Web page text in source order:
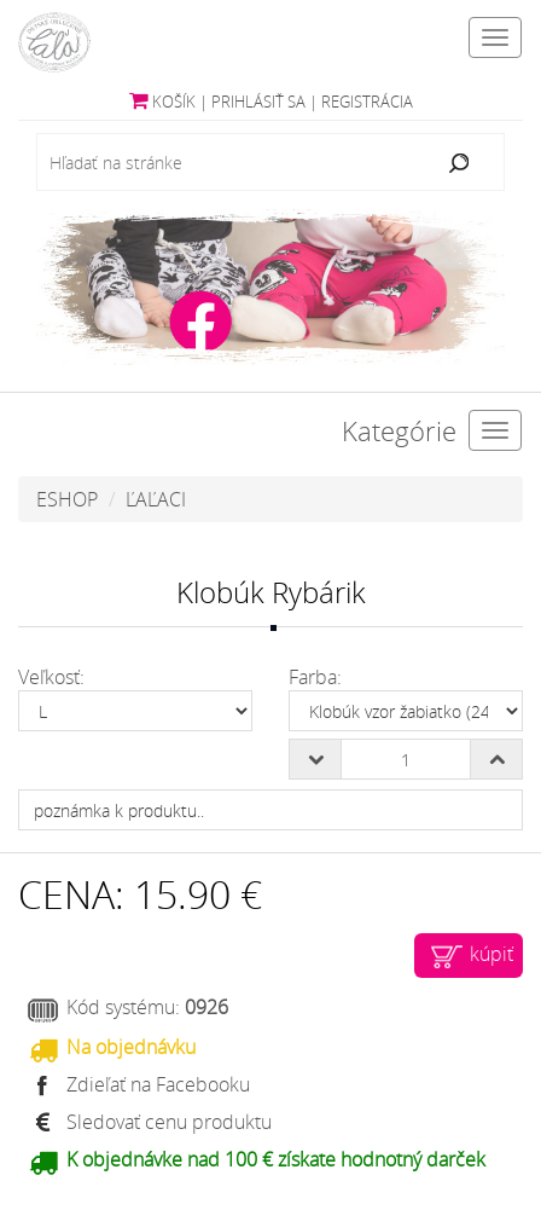
KOŠÍK | PRIHLÁSIŤ SA | REGISTRÁCIA
Kategórie
ESHOP ĽAĽACI
Klobúk Rybárik
Veľkosť: Farba:
CENA: 15.90 €
kúpiť
Kód systému: 0926
Na objednávku
Zdieľať na Facebooku
Sledovať cenu produktu
K objednávke nad 100 € získate hodnotný darček